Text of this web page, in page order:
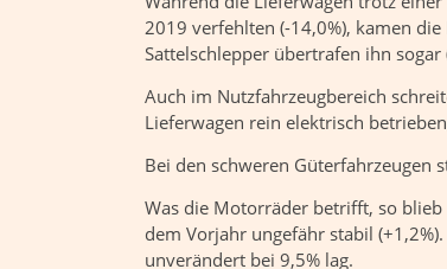
2019 verfehlten (-14,0%), kamen
Sattelschlepper übertrafen ihn sogar
Auch im Nutzfahrzeugbereich
Lieferwagen rein elektrisch
Bei den schweren Güterfahrzeugen
Was die Motorräder betrifft, so
dem Vorjahr ungefähr stabil
unverändert bei 9,5% lag.